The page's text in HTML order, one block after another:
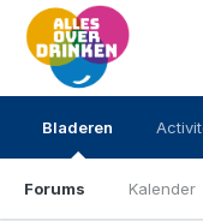
Bladeren
Forums Kalender